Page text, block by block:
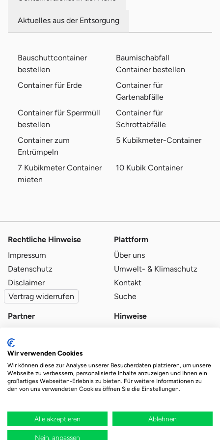
Aktuelles aus der Entsorgung
Bauschuttcontainer
bestellen
Baumischabfall
Container bestellen
Container für Erde
Container für
Gartenabfälle
Container für Sperrmüll
bestellen
Container für
Schrottabfälle
Container zum
Entrümpeln
5 Kubikmeter-Container
7 Kubikmeter Container
mieten
10 Kubik Container
Rechtliche Hinweise
Impressum
Datenschutz
Disclaimer
Vertrag widerrufen
Plattform
Über uns
Umwelt- & Klimaschutz
Kontakt
Suche
Partner
Qualitätsvoraussetzungen
Partner-Login
Hinweise
Das Ökosystem für beste Ver- und Entsorgung
Durch deine Bestellung wird regional aufgeforstet
Wir verwenden Cookies
Wir können diese zur Analyse unserer Besucherdaten platzieren, um unsere
Webseite zu verbessern, personalisierte Inhalte anzuzeigen und Ihnen ein
großartiges Webseiten-Erlebnis zu bieten. Für weitere Informationen zu
den von uns verwendeten Cookies öffnen Sie die Einstellungen.
Alle akzeptieren Ablehnen
Nein, anpassen